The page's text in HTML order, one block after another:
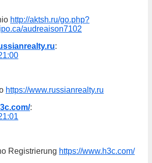
http://aktsh.ru/go.php?
audreaison7102
:
https://www.russianrealty.ru
:
Registrierung https://www.h3c.com/